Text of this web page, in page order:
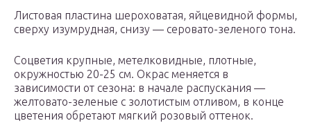
Листовая пластина шероховатая, яйцевидной формы,
сверху изумрудная, снизу — серовато-зеленого тона.
Соцветия крупные, метелковидные, плотные,
окружностью 20-25 см. Окрас меняется в
зависимости от сезона: в начале распускания —
желтовато-зеленые с золотистым отливом, в конце
цветения обретают мягкий розовый оттенок.